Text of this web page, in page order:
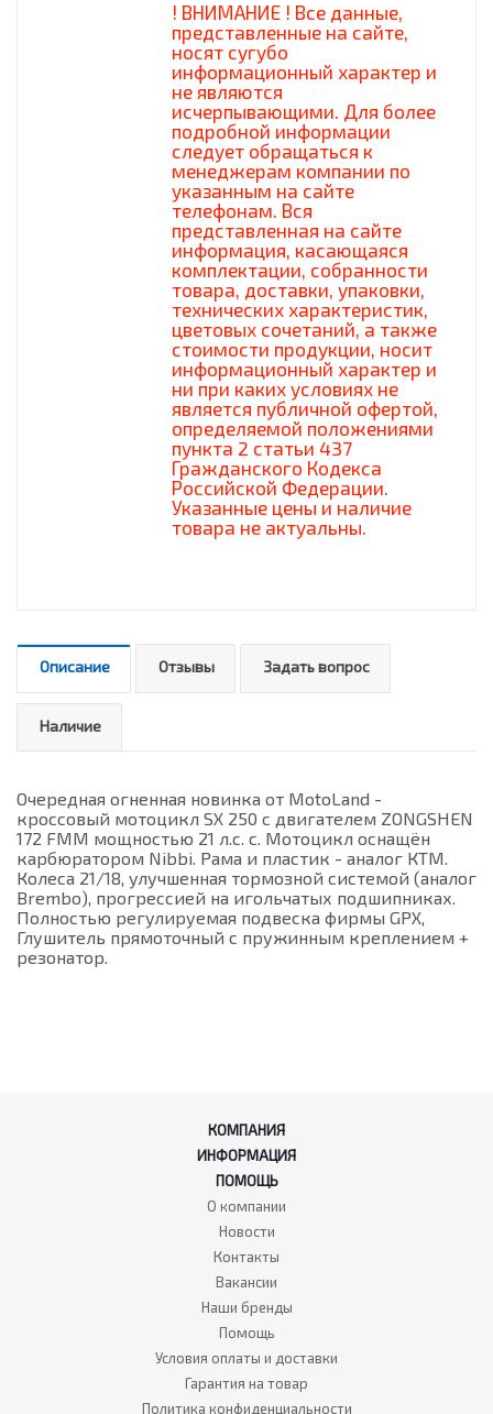
! ВНИМАНИЕ ! Все данные,
представленные на сайте,
носят сугубо
информационный характер и
не являются
исчерпывающими. Для более
подробной информации
следует обращаться к
менеджерам компании по
указанным на сайте
телефонам. Вся
представленная на сайте
информация, касающаяся
комплектации, собранности
товара, доставки, упаковки,
технических характеристик,
цветовых сочетаний, а также
стоимости продукции, носит
информационный характер и
ни при каких условиях не
является публичной офертой,
определяемой положениями
пункта 2 статьи 437
Гражданского Кодекса
Российской Федерации.
Указанные цены и наличие
товара не актуальны.
Описание Отзывы Задать вопрос
Наличие
Очередная огненная новинка от MotoLand -
кроссовый мотоцикл SX 250 с двигателем ZONGSHEN
172 FMM мощностью 21 л.с. с. Мотоцикл оснащён
карбюратором Nibbi. Рама и пластик - аналог КТМ.
Колеса 21/18, улучшенная тормозной системой (аналог
Brembo), прогрессией на игольчатых подшипниках.
Полностью регулируемая подвеска фирмы GPX,
Глушитель прямоточный с пружинным креплением +
резонатор.
КОМПАНИЯ
ИНФОРМАЦИЯ
ПОМОЩЬ
О компании
Новости
Контакты
Вакансии
Наши бренды
Помощь
Условия оплаты и доставки
Гарантия на товар
Политика конфиденциальности